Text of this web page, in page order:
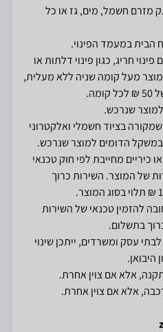
מזרם חשמל, מים, גז או כל
חריג, כגון פינוי דלתות או
מוצר מעל קומה שניה ללא מעלית,
בציוד חשמלי ואלקטרוני
כיריים מחייבת לפי חוק טכנאי
של המוצר. השירות כרוך
להזמין טכנאי של השירות
עסק ומשרדים, ייתכן שינוי
אלא אם צוין אחרת.